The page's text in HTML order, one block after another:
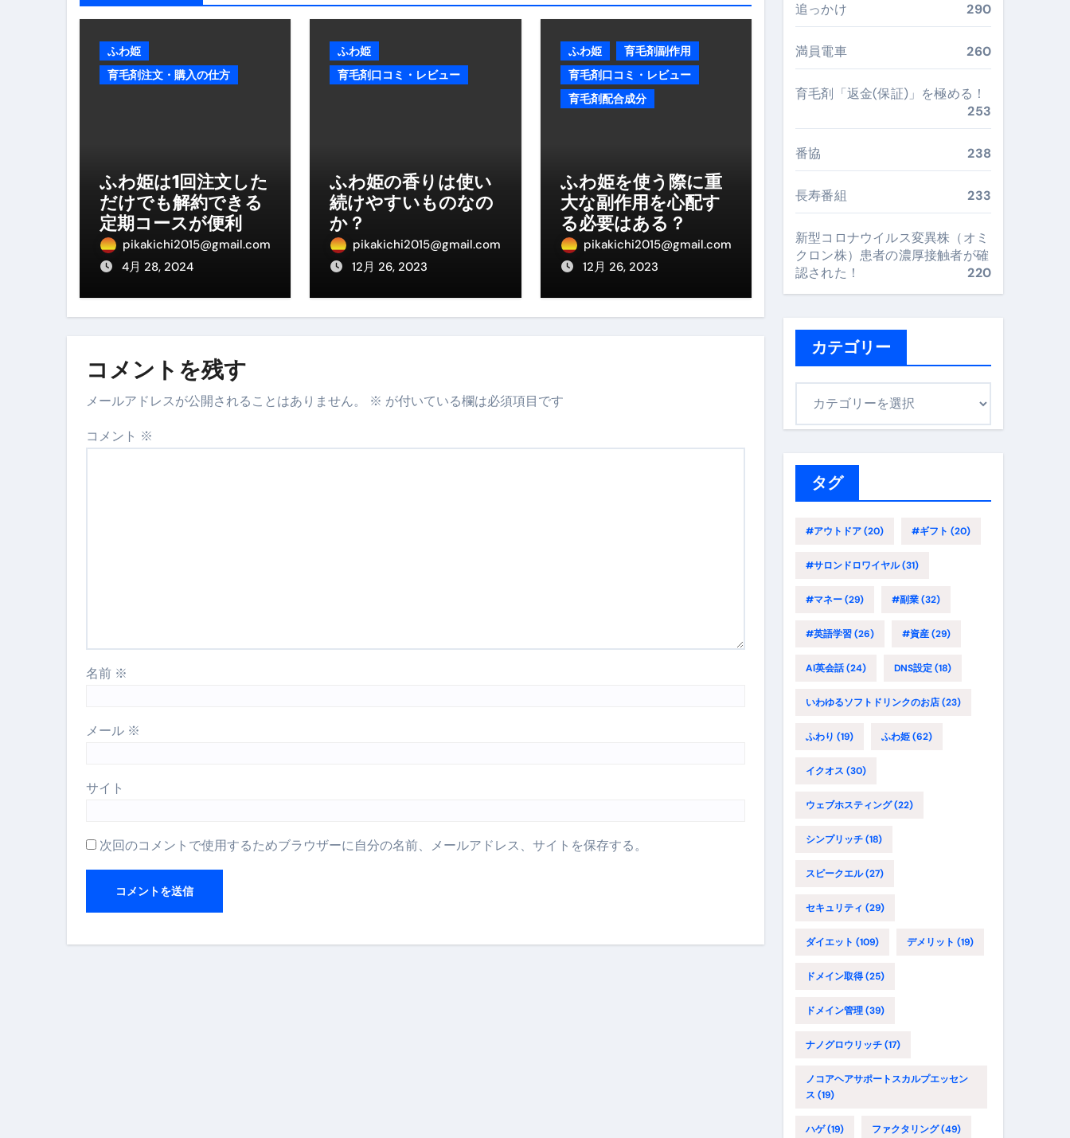
「3秒で整う、新しい栄養補給」 飲むミスト（IN MIST）とは何か──「飲む」という行為を再定義する新しいサプリ体験
クリスマスの魔法で、心と未来を彩る方法――「ただのイベント」を一生の思い出に変える完全ガイドブック
磁気ネックレスは「首に着けるだけ」じゃない。日常の“重だるさ”を軽くする選択肢
補聴器の選び方 完全ガイド｜集音器との違い・タイプ別比較・価格の考え方・失敗しないチェックリスト（高齢者にも）
失敗しない「爪切り」完全ガイド：高級クリッパー・ニッパー・電動まで、硬い爪／巻き爪／飛び散り対策の選び方
失敗しない「カニ」完全ガイド：ズワイ・タラバ・ポーション・カット済みの選び方と、年末年始に“満足度MAX”で食べるコツ
松前漬とは何か──北海道の海と暮らしが生んだ“完成された保存食文化”
ふわ姫
育毛剤注文・購入の仕方
ふわ姫は1回注文した
だけでも解約できる
定期コースが便利
pikakichi2015@gmail.com
4月 28, 2024
ふわ姫
育毛剤口コミ・レビュー
ふわ姫の香りは使い
続けやすいものなの
か？
pikakichi2015@gmail.com
12月 26, 2023
ふわ姫
育毛剤副作用
育毛剤口コミ・レビュー
育毛剤配合成分
ふわ姫を使う際に重
大な副作用を心配す
る必要はある？
pikakichi2015@gmail.com
12月 26, 2023
コメントを残す
メールアドレスが公開されることはありません。 ※ が付いている欄は必須項目です
コメント ※
名前 ※
メール ※
サイト
次回のコメントで使用するためブラウザーに自分の名前、メールアドレス、サイトを保存する。
追っかけ 290
満員電車 260
育毛剤「返金(保証)」を極める！
253
番協 238
長寿番組 233
新型コロナウイルス変異株（オミ
クロン株）患者の濃厚接触者が確
認された！
220
カテゴリー
タグ
#アウトドア(20) #ギフト (20)
#サロンドロワイヤル(31)
#マネー(29) #副業(32)
#英語学習(26) #資産(29)
AI英会話(24) DNS設定(18)
いわゆるソフトドリンクのお店(23)
ふわり (19) ふわ姫(62)
イクオス (30)
ウェブホスティング(22)
シンプリッチ(18)
スピークエル(27)
セキュリティ (29)
ダイエット (109) デメリット (19)
ドメイン取得(25)
ドメイン管理(39)
ナノグロウリッチ(17)
ノコアヘアサポートスカルプエッセン
ス (19)
ハゲ(19) ファクタリング(49)